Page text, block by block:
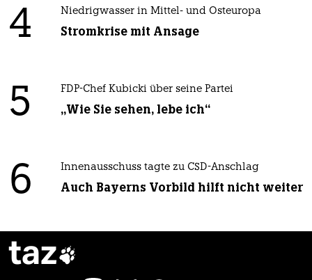
4 Niedrigwasser in Mittel- und Osteuropa
Stromkrise mit Ansage
5 FDP-Chef Kubicki über seine Partei
„Wie Sie sehen, lebe ich“
6 Innenausschuss tagte zu CSD-Anschlag
Auch Bayerns Vorbild hilft nicht weiter
taz